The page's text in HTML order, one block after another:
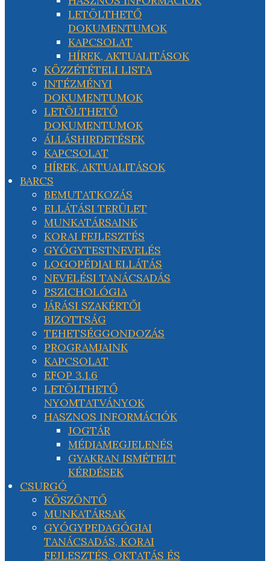
LETÖLTHETŐ
DOKUMENTUMOK
KAPCSOLAT
HÍREK, AKTUALITÁSOK
KÖZZÉTÉTELI LISTA
INTÉZMÉNYI
DOKUMENTUMOK
LETÖLTHETŐ
DOKUMENTUMOK
ÁLLÁSHIRDETÉSEK
KAPCSOLAT
HÍREK, AKTUALITÁSOK
BARCS
BEMUTATKOZÁS
ELLÁTÁSI TERÜLET
MUNKATÁRSAINK
KORAI FEJLESZTÉS
GYÓGYTESTNEVELÉS
LOGOPÉDIAI ELLÁTÁS
NEVELÉSI TANÁCSADÁS
PSZICHOLÓGIA
JÁRÁSI SZAKÉRTŐI
BIZOTTSÁG
TEHETSÉGGONDOZÁS
PROGRAMJAINK
KAPCSOLAT
EFOP 3.1.6
LETÖLTHETŐ
NYOMTATVÁNYOK
HASZNOS INFORMÁCIÓK
JOGTÁR
MÉDIAMEGJELENÉS
GYAKRAN ISMÉTELT
KÉRDÉSEK
CSURGÓ
KÖSZÖNTŐ
MUNKATÁRSAK
GYÓGYPEDAGÓGIAI
TANÁCSADÁS, KORAI
FEJLESZTÉS, OKTATÁS ÉS